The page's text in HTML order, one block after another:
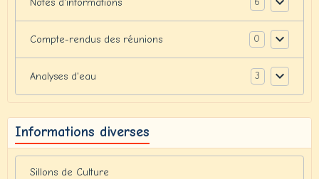
Compte-rendus des réunions 0
Analyses d'eau 3
Informations diverses
Sillons de Culture